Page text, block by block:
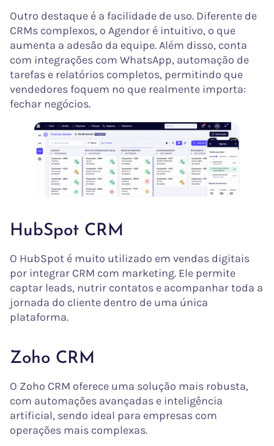
Outro destaque é a facilidade de uso. Diferente de
CRMs complexos, o Agendor é intuitivo, o que
aumenta a adesão da equipe. Além disso, conta
com integrações com WhatsApp, automação de
tarefas e relatórios completos, permitindo que
vendedores foquem no que realmente importa:
fechar negócios.
HubSpot CRM
O HubSpot é muito utilizado em vendas digitais
por integrar CRM com marketing. Ele permite
captar leads, nutrir contatos e acompanhar toda a
jornada do cliente dentro de uma única
plataforma.
Zoho CRM
O Zoho CRM oferece uma solução mais robusta,
com automações avançadas e inteligência
artificial, sendo ideal para empresas com
operações mais complexas.